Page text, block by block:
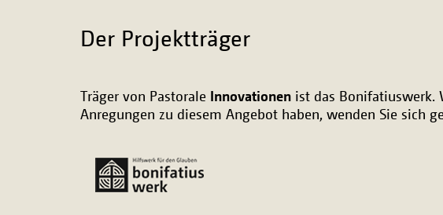
Der Projektträger
Träger von Pastorale Innovationen ist das Bonifatiuswerk.
Anregungen zu diesem Angebot haben, wenden Sie sich